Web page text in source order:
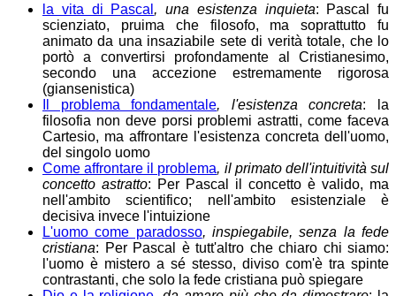
la vita di Pascal , una esistenza inquieta: Pascal fu
scienziato, pruima che filosofo, ma soprattutto fu
animato da una insaziabile sete di verità totale, che lo
portò a convertirsi profondamente al Cristianesimo,
secondo una accezione estremamente rigorosa
(giansenistica)
Il problema fondamentale, l'esistenza concreta: la
filosofia non deve porsi problemi astratti, come faceva
Cartesio, ma affrontare l'esistenza concreta dell'uomo,
del singolo uomo
Come affrontare il problema, il primato dell'intuitività sul
concetto astratto: Per Pascal il concetto è valido, ma
nell'ambito scientifico; nell'ambito esistenziale è
decisiva invece l'intuizione
L'uomo come paradosso, inspiegabile, senza la fede
cristiana: Per Pascal è tutt'altro che chiaro chi siamo:
l'uomo è mistero a sé stesso, diviso com'è tra spinte
contrastanti, che solo la fede cristiana può spiegare